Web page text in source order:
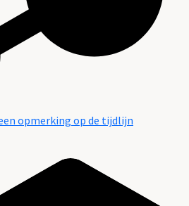
opmerking op de tijdlijn